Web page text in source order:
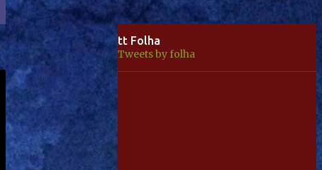
tt Folha
Tweets by folha